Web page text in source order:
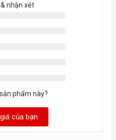
nhận xét
phẩm này?
của bạn